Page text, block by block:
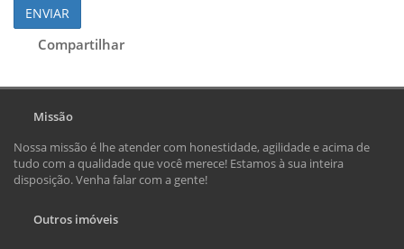
ENVIAR
Compartilhar
Missão
Nossa missão é lhe atender com honestidade, agilidade e acima de
tudo com a qualidade que você merece! Estamos à sua inteira
disposição. Venha falar com a gente!
Outros imóveis